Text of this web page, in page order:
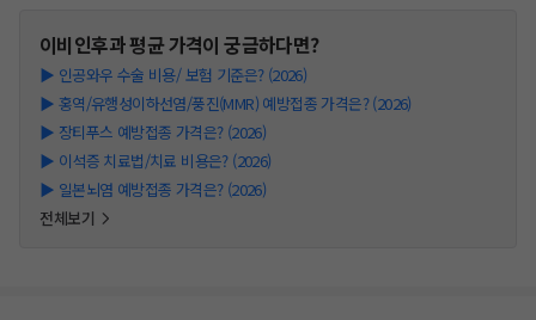
이비인후과평균 가격이 궁금하다면?
▶ 인공와우 수술 비용/ 보험 기준은? (2026)
▶ 홍역/유행성이하선염/풍진(MMR) 예방접종 가격은? (2026)
▶ 장티푸스 예방접종 가격은? (2026)
▶ 이석증 치료법/치료 비용은? (2026)
▶ 일본뇌염 예방접종 가격은? (2026)
전체보기